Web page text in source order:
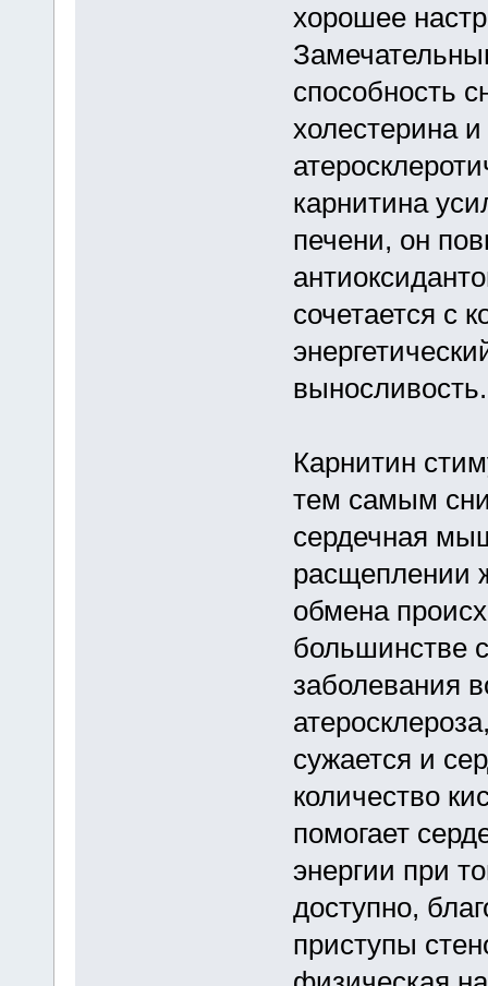
хорошее
способность
холестерина
карнитина
печени, он
сочетается с
выносливость.
Карнитин
тем самым
сердечная
расщеплении
обмена
большинстве
заболевания
сужается и
количество
помогает
энергии при
доступно,
приступы